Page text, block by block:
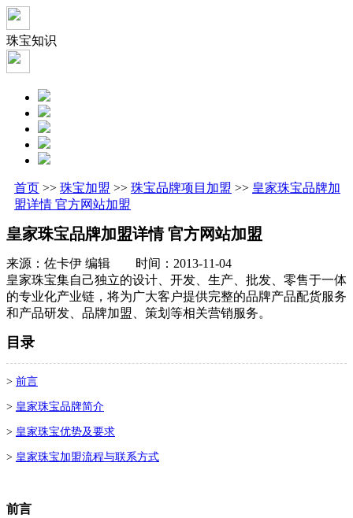
珠宝知识
首页 >> 珠宝加盟 >> 珠宝品牌项目加盟 >> 皇家珠宝品牌加
盟详情 官方网站加盟
皇家珠宝品牌加盟详情 官方网站加盟
来源：佐卡伊 编辑 时间：2013-11-04
皇家珠宝集自己独立的设计、开发、生产、批发、零售于一体
的专业化产业链，将为广大客户提供完整的品牌产品配货服务
和产品研发、品牌加盟、策划等相关营销服务。
目录
> 前言
> 皇家珠宝品牌简介
> 皇家珠宝优势及要求
> 皇家珠宝加盟流程与联系方式
前言